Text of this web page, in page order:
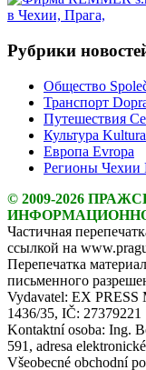
Рубрики
Общество
Транспорт
Путешествия
Культура Kultura
Европа Evropa
Регионы Чехии
© 2009-2026
Частичная
ссылкой на
Перепечатка
письменного
Vydavatel: EX PRESS
1436/35, IČ: 27379221
Kontaktní osoba: Ing.
591, adresa
Všeobecné obchodní